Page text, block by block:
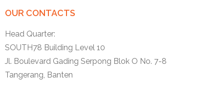
OUR CONTACTS
Head Quarter:
SOUTH78 Building Level 10
Jl. Boulevard Gading Serpong Blok O No. 7-8
Tangerang, Banten